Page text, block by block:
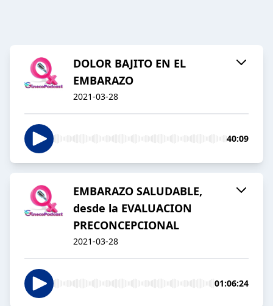
DOLOR BAJITO EN EL
EMBARAZO
2021-03-28
40:09
EMBARAZO SALUDABLE,
desde la EVALUACION
PRECONCEPCIONAL
2021-03-28
01:06:24